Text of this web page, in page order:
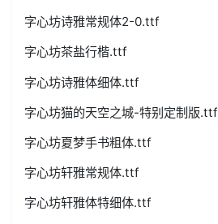
字心坊诗雅常规体2-0.ttf
字心坊茶盐行楷.ttf
字心坊诗雅体细体.ttf
字心坊猫的天空之城-特别定制版.ttf
字心坊夏梦手书粗体.ttf
字心坊轩雅常规体.ttf
字心坊轩雅体特细体.ttf